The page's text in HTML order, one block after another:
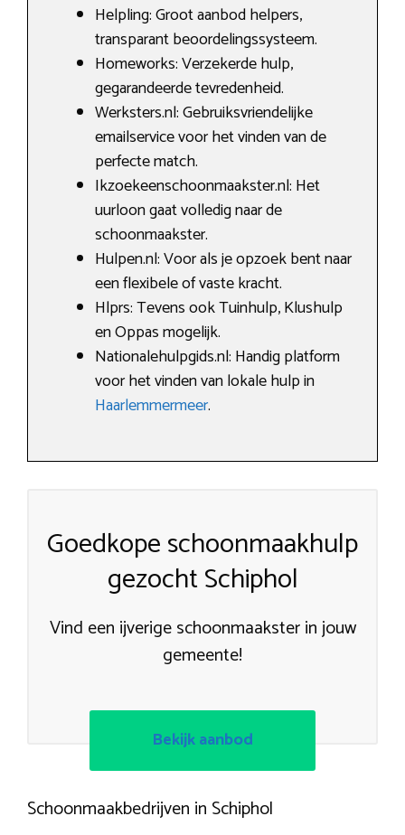
Helpling: Groot aanbod helpers,
transparant beoordelingssysteem.
Homeworks: Verzekerde hulp,
gegarandeerde tevredenheid.
Werksters.nl: Gebruiksvriendelijke
emailservice voor het vinden van de
perfecte match.
Ikzoekeenschoonmaakster.nl: Het
uurloon gaat volledig naar de
schoonmaakster.
Hulpen.nl: Voor als je opzoek bent naar
een flexibele of vaste kracht.
Hlprs: Tevens ook Tuinhulp, Klushulp
en Oppas mogelijk.
Nationalehulpgids.nl: Handig platform
voor het vinden van lokale hulp in
Haarlemmermeer.
Goedkope schoonmaakhulp
gezocht Schiphol
Vind een ijverige schoonmaakster in jouw
gemeente!
Bekijk aanbod
Schoonmaakbedrijven in Schiphol